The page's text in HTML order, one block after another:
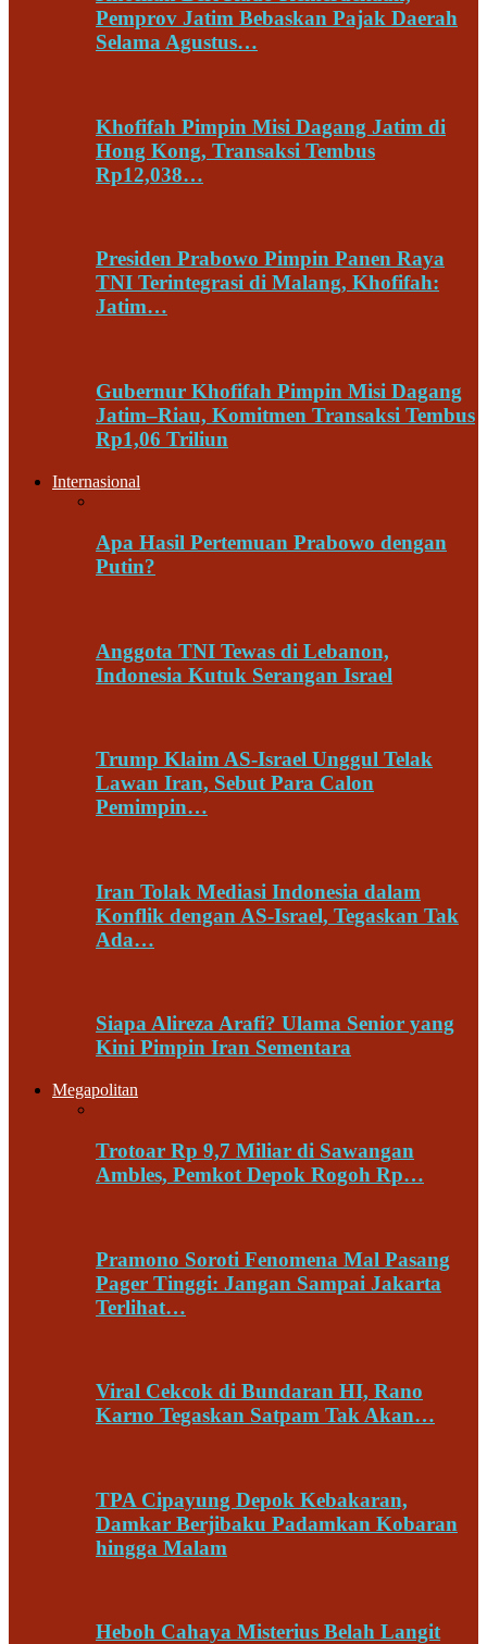
Pemprov Jatim Bebaskan Pajak Daerah
Selama Agustus…
Khofifah Pimpin Misi Dagang Jatim di
Hong Kong, Transaksi Tembus
Rp12,038…
Presiden Prabowo Pimpin Panen Raya
TNI Terintegrasi di Malang, Khofifah:
Jatim…
Gubernur Khofifah Pimpin Misi Dagang
Jatim–Riau, Komitmen Transaksi Tembus
Rp1,06 Triliun
Internasional
Apa Hasil Pertemuan Prabowo dengan
Putin?
Anggota TNI Tewas di Lebanon,
Indonesia Kutuk Serangan Israel
Trump Klaim AS-Israel Unggul Telak
Lawan Iran, Sebut Para Calon
Pemimpin…
Iran Tolak Mediasi Indonesia dalam
Konflik dengan AS-Israel, Tegaskan Tak
Ada…
Siapa Alireza Arafi? Ulama Senior yang
Kini Pimpin Iran Sementara
Megapolitan
Trotoar Rp 9,7 Miliar di Sawangan
Ambles, Pemkot Depok Rogoh Rp…
Pramono Soroti Fenomena Mal Pasang
Pager Tinggi: Jangan Sampai Jakarta
Terlihat…
Viral Cekcok di Bundaran HI, Rano
Karno Tegaskan Satpam Tak Akan…
TPA Cipayung Depok Kebakaran,
Damkar Berjibaku Padamkan Kobaran
hingga Malam
Heboh Cahaya Misterius Belah Langit